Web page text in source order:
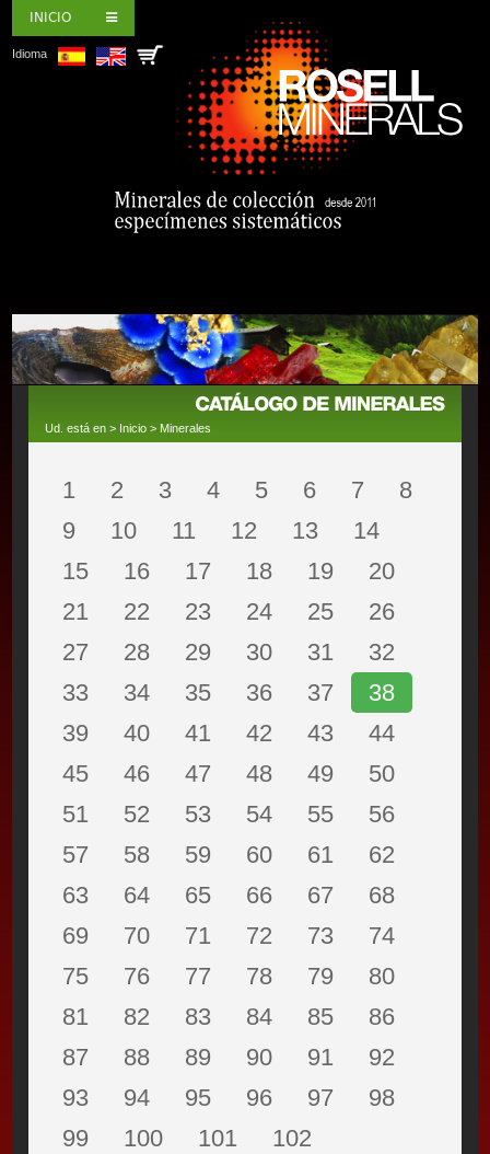
INICIO
Idioma
Ud. está en > Inicio > Minerales
1 2 3 4 5 6 7
8
9
10 11 12 13
14
15
16 17 18 19
20
21
22 23 24 25
26
27
28 29 30 31
32
33
34 35 36 37
38
39
40 41 42 43
44
45
46 47 48 49
50
51
52 53 54 55
56
57
58 59 60 61
62
63
64 65 66 67
68
69
70 71 72 73
74
75
76 77 78 79
80
81
82 83 84 85
86
87
88 89 90 91
92
93
94 95 96 97
98
99
100 101 102